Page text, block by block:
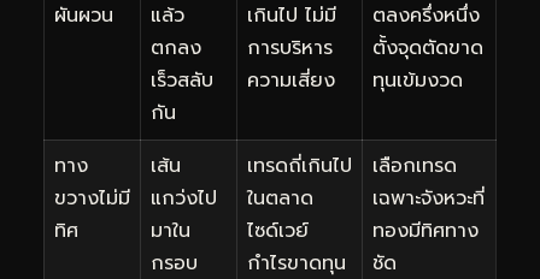
ผันผวน
แล้ว
ตกลง
เร็วสลับ
กัน
เกินไป ไม่มี
การบริหาร
ความเสี่ยง
ตลงครึ่งหนึ่ง
ตั้งจุดตัดขาด
ทุนเข้มงวด
ทาง
ขวางไม่มี
ทิศ
เส้น
แกว่งไป
มาใน
กรอบ
เทรดถี่เกินไป
ในตลาด
ไซด์เวย์
กำไรขาดทุน
เลือกเทรด
เฉพาะจังหวะที่
ทองมีทิศทาง
ชัด